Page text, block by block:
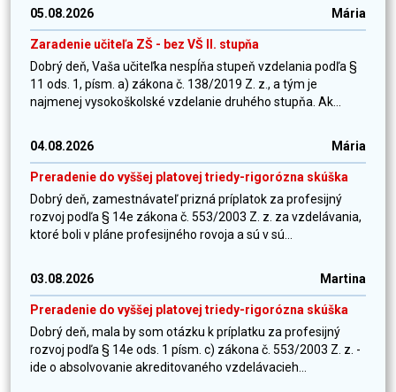
05.08.2026 Mária
Zaradenie učiteľa ZŠ - bez VŠ II. stupňa
Dobrý deň, Vaša učiteľka nespĺňa stupeň vzdelania podľa §
11 ods. 1, písm. a) zákona č. 138/2019 Z. z., a tým je
najmenej vysokoškolské vzdelanie druhého stupňa. Ak...
04.08.2026 Mária
Preradenie do vyššej platovej triedy-rigorózna skúška
Dobrý deň, zamestnávateľ prizná príplatok za profesijný
rozvoj podľa § 14e zákona č. 553/2003 Z. z. za vzdelávania,
ktoré boli v pláne profesijného rovoja a sú v sú...
03.08.2026 Martina
Preradenie do vyššej platovej triedy-rigorózna skúška
Dobrý deň, mala by som otázku k príplatku za profesijný
rozvoj podľa § 14e ods. 1 písm. c) zákona č. 553/2003 Z. z. -
ide o absolvovanie akreditovaného vzdelávacieh...